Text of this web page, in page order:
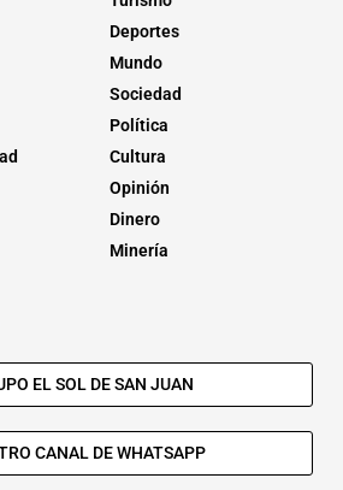
Deportes
Mundo
Sociedad
Política
Cultura
Opinión
Dinero
Minería
EL SOL DE SAN JUAN
CANAL DE WHATSAPP